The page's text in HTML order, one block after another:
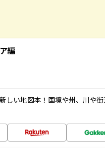
編
しい地図本！国境や州、川や